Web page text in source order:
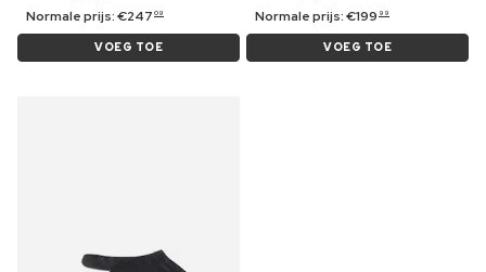
Normale prijs:€247 09
VOEG TOE
Normale prijs:€199 99
VOEG TOE